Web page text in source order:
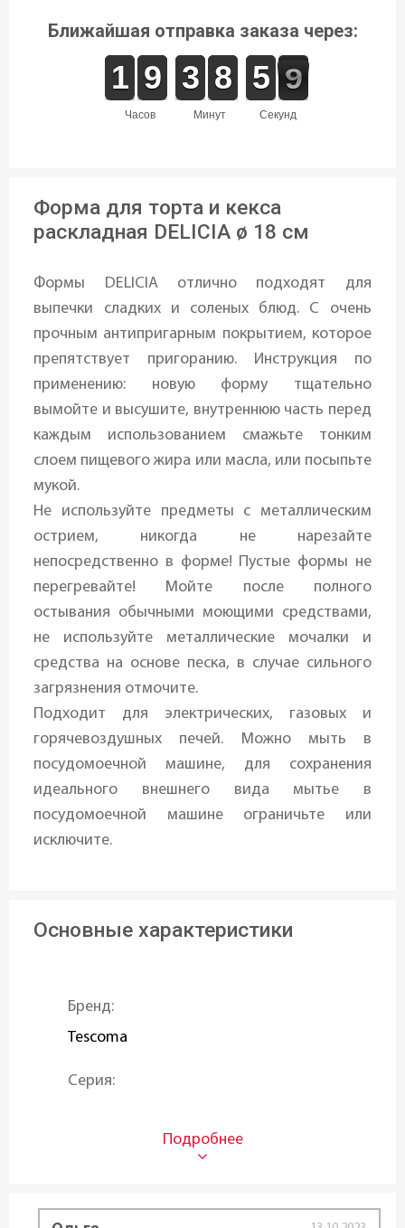
Ближайшая отправка заказа через:
часов
1
1
1
1 8
8
9
9
минут
2
2
3
3 9
8
8
секунд
0
5
5 9
8
8
Форма для торта и кекса
раскладная DELICIA ø 18 см
Формы DELICIA отлично подходят для
выпечки сладких и соленых блюд. С очень
прочным антипригарным покрытием, которое
препятствует пригоранию. Инструкция по
применению: новую форму тщательно
вымойте и высушите, внутреннюю часть перед
каждым использованием смажьте тонким
слоем пищевого жира или масла, или посыпьте
мукой.
Не используйте предметы с металлическим
острием, никогда не нарезайте
непосредственно в форме! Пустые формы не
перегревайте! Мойте после полного
остывания обычными моющими средствами,
не используйте металлические мочалки и
средства на основе песка, в случае сильного
загрязнения отмочите.
Подходит для электрических, газовых и
горячевоздушных печей. Можно мыть в
посудомоечной машине, для сохранения
идеального внешнего вида мытье в
посудомоечной машине ограничьте или
исключите.
Основные характеристики
Бренд:
Tescoma
Серия: